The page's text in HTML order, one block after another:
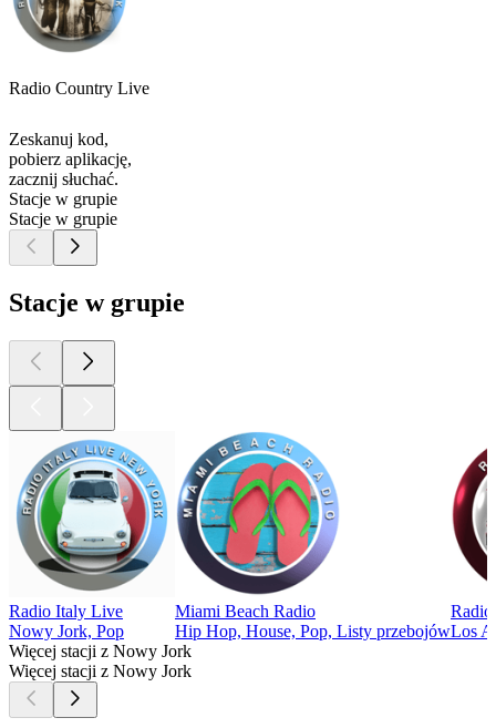
Radio Country Live
Zeskanuj kod,
pobierz aplikację,
zacznij słuchać.
Stacje w grupie
Stacje w grupie
Stacje w grupie
Radio Italy Live
Nowy Jork, Pop
Miami Beach Radio
Hip Hop, House, Pop, Listy przebojówLos
Więcej stacji z Nowy Jork
Więcej stacji z Nowy Jork